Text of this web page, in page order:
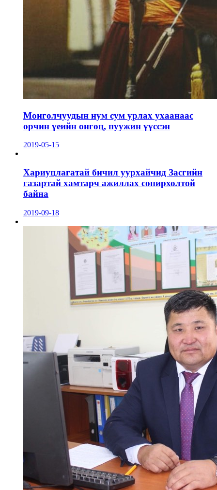
Монголчуудын нум сум урлах ухаанаас
орчин үеийн онгоц, пуужин үүссэн
2019-05-15
Хариуцлагатай бичил уурхайчид Засгийн
газартай хамтарч ажиллах сонирхолтой
байна
2019-09-18